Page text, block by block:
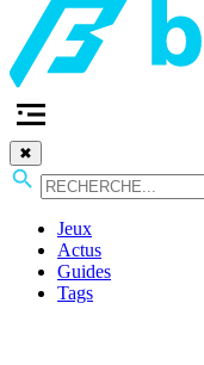
✖
Jeux
Actus
Guides
Tags